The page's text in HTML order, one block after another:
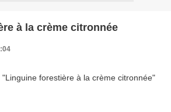
à la crème citronnée